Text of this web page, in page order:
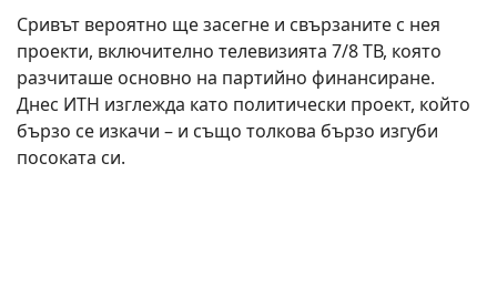
Сривът вероятно ще засегне и свързаните с нея
проекти, включително телевизията 7/8 ТВ, която
разчиташе основно на партийно финансиране.
Днес ИТН изглежда като политически проект, който
бързо се изкачи – и също толкова бързо изгуби
посоката си.